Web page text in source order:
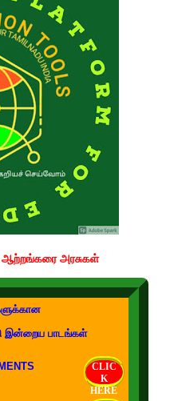
ஆற்றங்கரை அரசுகள்
இன்றைய பாடங்கள்
CLIC
K
HERE